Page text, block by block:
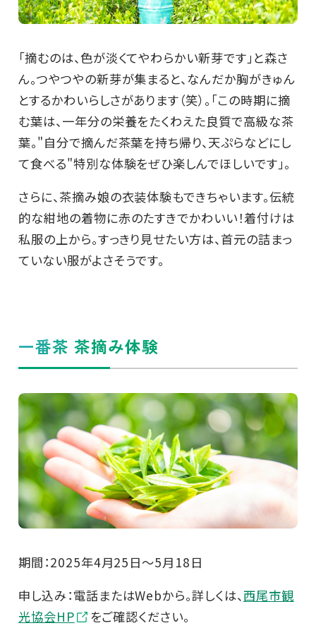
「摘むのは、色が淡くてやわらかい新芽です」と森さ
ん。つやつやの新芽が集まると、なんだか胸がきゅん
とするかわいらしさがあります（笑）。「この時期に摘
む葉は、一年分の栄養をたくわえた良質で高級な茶
葉。"自分で摘んだ茶葉を持ち帰り、天ぷらなどにし
て食べる"特別な体験をぜひ楽しんでほしいです」。
さらに、茶摘み娘の衣装体験もできちゃいます。伝統
的な紺地の着物に赤のたすきでかわいい！着付けは
私服の上から。すっきり見せたい方は、首元の詰まっ
ていない服がよさそうです。
一番茶 茶摘み体験
期間：2025年4月25日～5月18日
申し込み：電話またはWebから。詳しくは、西尾市観
光協会HP
をご確認ください。